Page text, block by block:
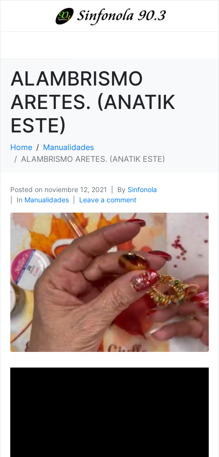
ALAMBRISMO
ARETES. (ANATIK
ESTE)
Home
Manualidades
ALAMBRISMO ARETES. (ANATIK ESTE)
Posted on noviembre 12, 2021 By Sinfonola
In Manualidades Leave a comment